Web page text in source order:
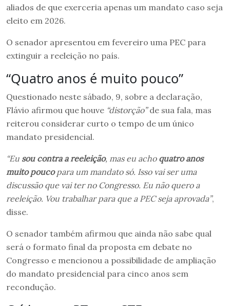
aliados de que exerceria apenas um mandato caso seja
eleito em 2026.
O senador apresentou em fevereiro uma PEC para
extinguir a reeleição no país.
“Quatro anos é muito pouco”
Questionado neste sábado, 9, sobre a declaração,
Flávio afirmou que houve “distorção”de sua fala, mas
reiterou considerar curto o tempo de um único
mandato presidencial.
“Eu sou contra a reeleição, mas eu acho quatro anos
muito poucopara um mandato só. Isso vai ser uma
discussão que vai ter no Congresso. Eu não quero a
reeleição. Vou trabalhar para que a PEC seja aprovada”,
disse.
O senador também afirmou que ainda não sabe qual
será o formato final da proposta em debate no
Congresso e mencionou a possibilidade de ampliação
do mandato presidencial para cinco anos sem
recondução.